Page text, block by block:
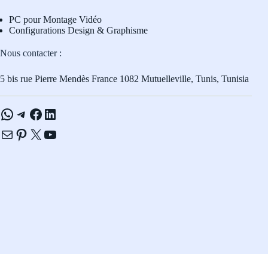
PC pour Montage Vidéo
Configurations Design & Graphisme
Nous contacter :
5 bis rue Pierre Mendès France 1082 Mutuelleville, Tunis, Tunisia
WhatsApp
Telegram
Facebook
LinkedIn
E-mailPinterest
X YouTube